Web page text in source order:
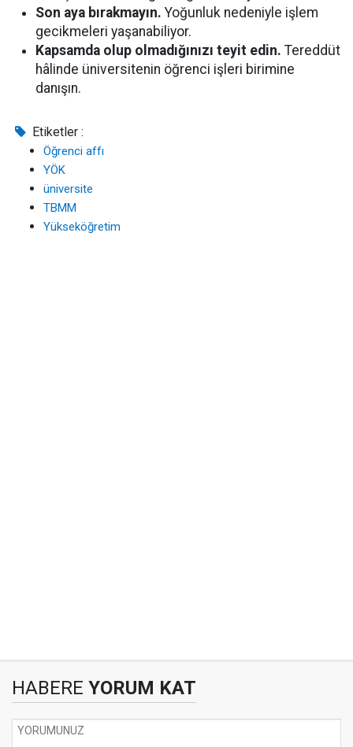
Son aya bırakmayın. Yoğunluk nedeniyle işlem
gecikmeleri yaşanabiliyor.
Kapsamda olup olmadığınızı teyit edin. Tereddüt
hâlinde üniversitenin öğrenci işleri birimine
danışın.
Etiketler :
Öğrenci affı
YÖK
üniversite
TBMM
Yükseköğretim
HABERE YORUM KAT